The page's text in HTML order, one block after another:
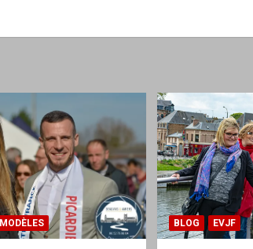
MODÈLES BLOG EVJF